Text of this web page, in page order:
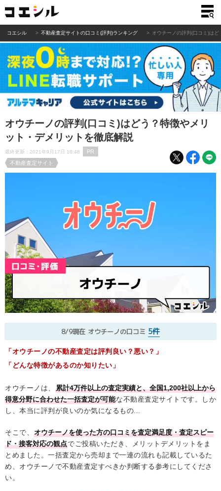
コエシル 不動産査定サイトの口コミ(評判)ランキング オウチーノの評判(口コミ)は
オウチーノの評判(口コミ)はどう？特徴やメリ
ット・デメリットを徹底解説
最終更新：2021年9月17日 18:48
PR
不動産査定サイト
8/9現在 オウチーノの口コミ 5件
「オウチーノの不動産査定は評判良い？悪い？」
「どんな特徴があるのか知りたい」
オウチーノは、 累計4万件以上の査定実績と、全国1,200社以上から
得意分野に合わせた一括査定が可能な不動産査定サイトです。しか
し、本当に評判が良いのか気になるもの...
そこで、 オウチーノを使った方の口コミを査定満足度・査定スピー
ド・接客対応の観点でご投稿いただき、メリットデメリットをま
とめました。一括査定から売却まで一連の流れも記載しているた
め、オウチーノで不動産査定すべきか判断する参考にしてくださ
い。